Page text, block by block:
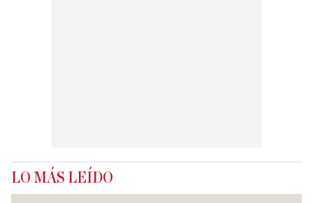
LO MÁS LEÍDO